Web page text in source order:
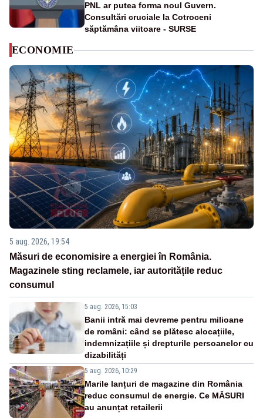
PNL ar putea forma noul Guvern.
Consultări cruciale la Cotroceni
săptămâna viitoare - SURSE
ECONOMIE
5 aug. 2026, 19:54
Măsuri de economisire a energiei în România.
Magazinele sting reclamele, iar autoritățile reduc
consumul
5 aug. 2026, 15:03
Banii intră mai devreme pentru milioane
de români: când se plătesc alocațiile,
indemnizațiile și drepturile persoanelor cu
dizabilități
5 aug. 2026, 10:29
Marile lanțuri de magazine din România
reduc consumul de energie. Ce MĂSURI
au anunțat retailerii